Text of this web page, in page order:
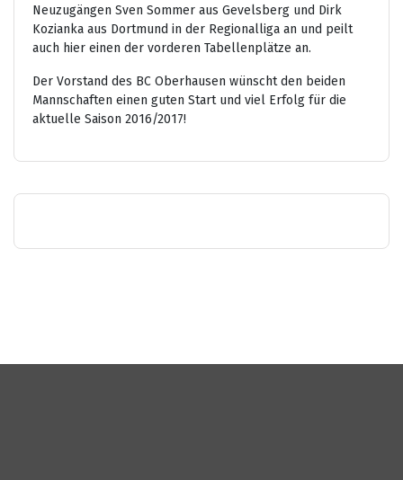
Neuzugängen Sven Sommer aus Gevelsberg und Dirk
Kozianka aus Dortmund in der Regionalliga an und peilt
auch hier einen der vorderen Tabellenplätze an.
Der Vorstand des BC Oberhausen wünscht den beiden
Mannschaften einen guten Start und viel Erfolg für die
aktuelle Saison 2016/2017!